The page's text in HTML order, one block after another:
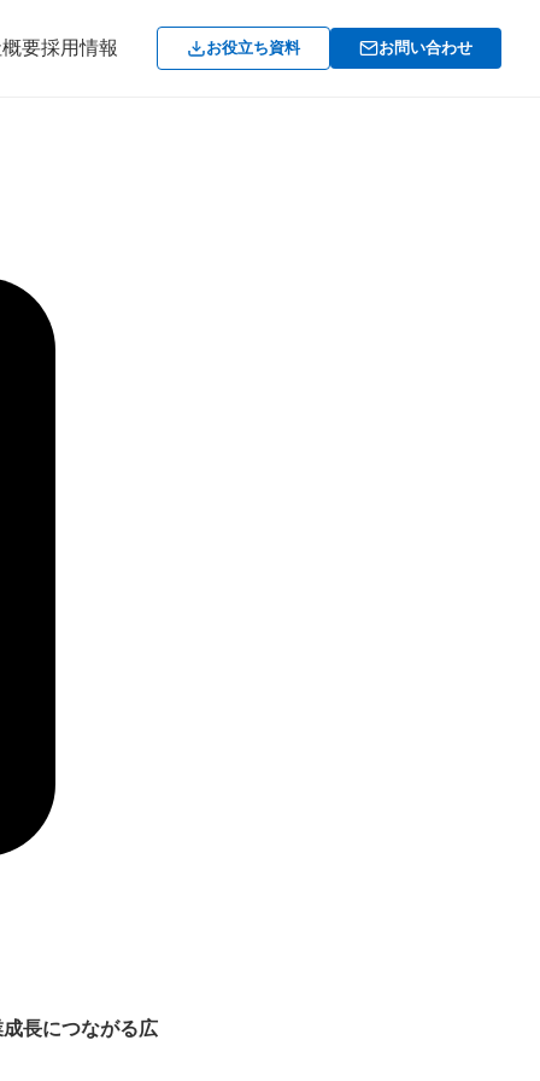
要採用情報 お役立ち資料 お問い合わせ
長につながる広